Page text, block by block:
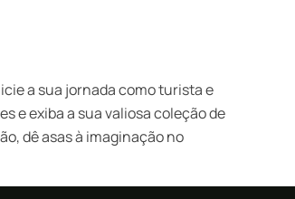
a sua jornada como turista e
e exiba a sua valiosa coleção de
dê asas à imaginação no